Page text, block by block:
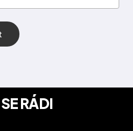
RÁDI